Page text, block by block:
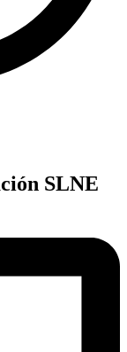
SLNE